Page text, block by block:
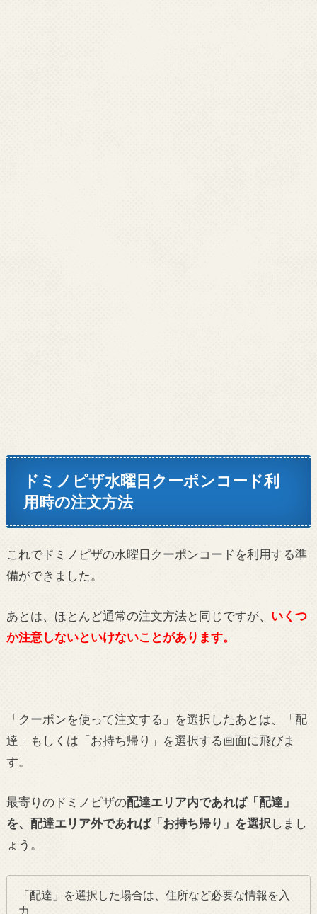
ドミノピザ水曜日クーポンコード利
用時の注文方法
これでドミノピザの水曜日クーポンコードを利用する準
備ができました。
あとは、ほとんど通常の注文方法と同じですが、 いくつ
か注意しないといけないことがあります。
「クーポンを使って注文する」を選択したあとは、「配
達」もしくは「お持ち帰り」を選択する画面に飛びま
す。
最寄りのドミノピザの配達エリア内であれば「配達」
を、配達エリア外であれば「お持ち帰り」を選択しまし
ょう。
「配達」を選択した場合は、住所など必要な情報を入
力